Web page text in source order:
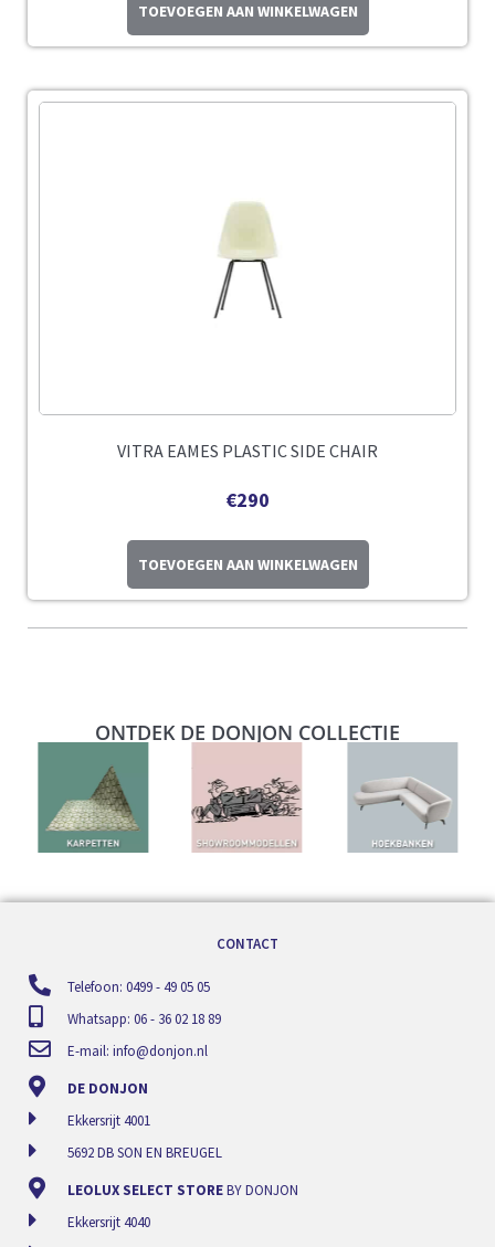
TOEVOEGEN AAN WINKELWAGEN
VITRA EAMES PLASTIC SIDE CHAIR
€290
TOEVOEGEN AAN WINKELWAGEN
ONTDEK DE DONJON COLLECTIE
CONTACT
Telefoon: 0499 - 49 05 05
Whatsapp: 06 - 36 02 18 89
E-mail: info@donjon.nl
DE DONJON
Ekkersrijt 4001
5692 DB SON EN BREUGEL
LEOLUX SELECT STOREBY DONJON
Ekkersrijt 4040